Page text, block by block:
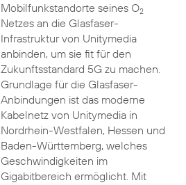
Mobilfunkstandorte seines O2
Netzes an die Glasfaser-
Infrastruktur von Unitymedia
anbinden, um sie fit für den
Zukunftsstandard 5G zu machen.
Grundlage für die Glasfaser-
Anbindungen ist das moderne
Kabelnetz von Unitymedia in
Nordrhein-Westfalen, Hessen und
Baden-Württemberg, welches
Geschwindigkeiten im
Gigabitbereich ermöglicht. Mit